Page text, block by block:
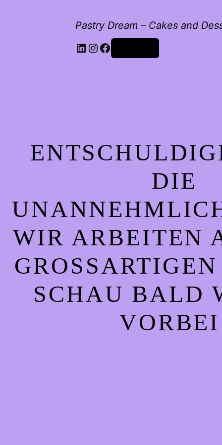
Pastry Dream – Cakes and
LinkedIn
Instagram
Facebook
DIE
WIR ARBEITEN
GROSSARTIGEN
CHAU BALD
ORBEI!